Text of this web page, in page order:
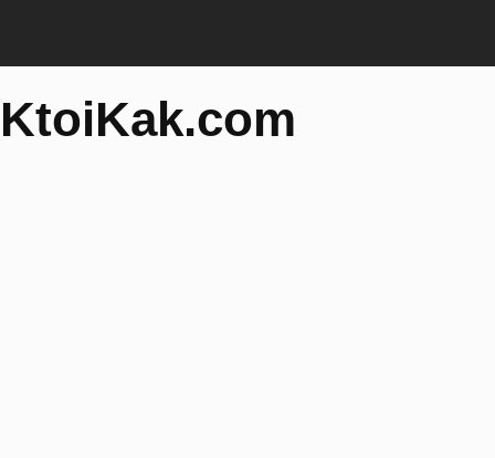
KtoiKak.com